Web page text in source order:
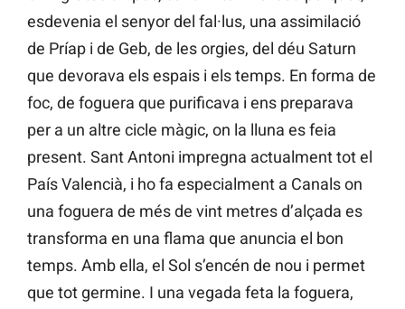
esdevenia el senyor del fal·lus, una assimilació
de Príap i de Geb, de les orgies, del déu Saturn
que devorava els espais i els temps. En forma de
foc, de foguera que purificava i ens preparava
per a un altre cicle màgic, on la lluna es feia
present. Sant Antoni impregna actualment tot el
País Valencià, i ho fa especialment a Canals on
una foguera de més de vint metres d’alçada es
transforma en una flama que anuncia el bon
temps. Amb ella, el Sol s’encén de nou i permet
que tot germine. I una vegada feta la foguera,